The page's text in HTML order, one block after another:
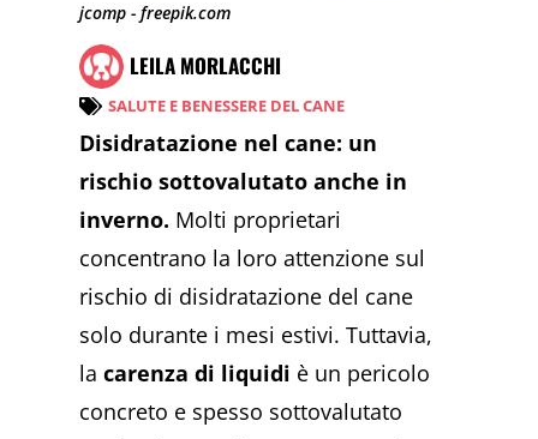
jcomp - freepik.com
LEILA MORLACCHI
SALUTE E BENESSERE DEL CANE
Disidratazione nel cane: un
rischio sottovalutato anche in
inverno. Molti proprietari
concentrano la loro attenzione sul
rischio di disidratazione del cane
solo durante i mesi estivi. Tuttavia,
lacarenza di liquidi è un pericolo
concreto e spesso sottovalutato